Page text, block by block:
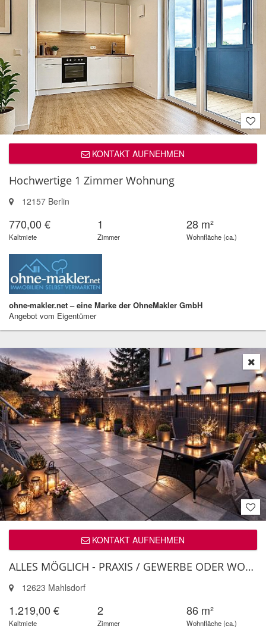
KONTAKT AUFNEHMEN
Hochwertige 1 Zimmer Wohnung
12157 Berlin
770,00 €
Kaltmiete
1
Zimmer
28 m²
Wohnfläche (ca.)
ohne-makler.net – eine Marke der OhneMakler GmbH
Angebot vom Eigentümer
KONTAKT AUFNEHMEN
ALLES MÖGLICH - PRAXIS / GEWERBE ODER WOHNDOMIZIL
12623 Mahlsdorf
1.219,00 €
Kaltmiete
2
Zimmer
86 m²
Wohnfläche (ca.)